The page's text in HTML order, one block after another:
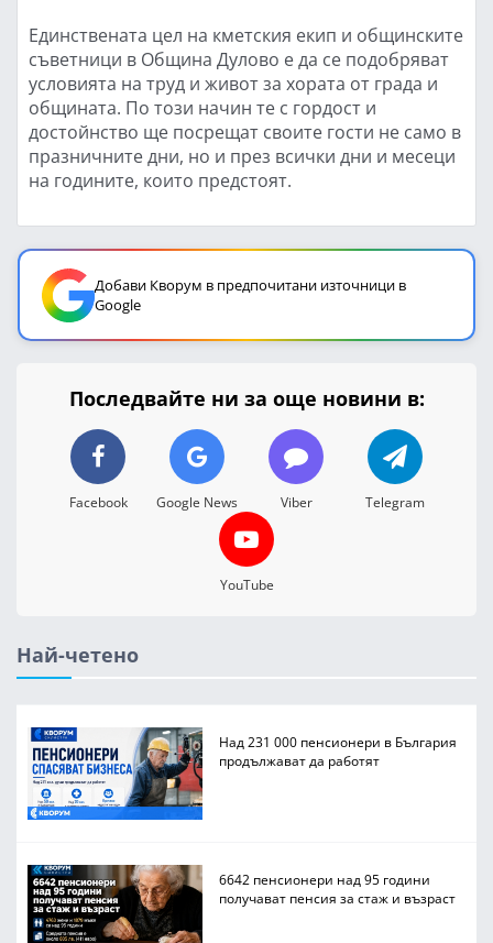
Единствената цел на кметския екип и общинските
съветници в Община Дулово е да се подобряват
условията на труд и живот за хората от града и
общината. По този начин те с гордост и
достойнство ще посрещат своите гости не само в
празничните дни, но и през всички дни и месеци
на годините, които предстоят.
Добави Кворум в предпочитани източници в
Google
Последвайте ни за още новини в:
Facebook Google News Viber Telegram
YouTube
Най-четено
Над 231 000 пенсионери в България
продължават да работят
6642 пенсионери над 95 години
получават пенсия за стаж и възраст